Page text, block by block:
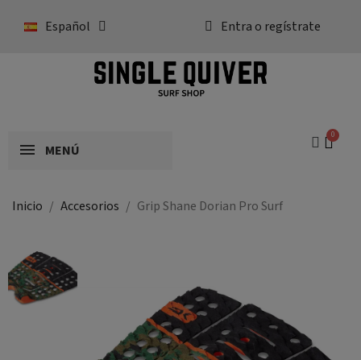
Español Entra o regístrate
MENÚ
Inicio Accesorios Grip Shane Dorian Pro Surf